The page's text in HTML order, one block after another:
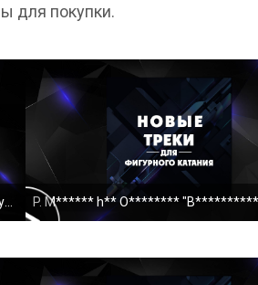
для покупки.